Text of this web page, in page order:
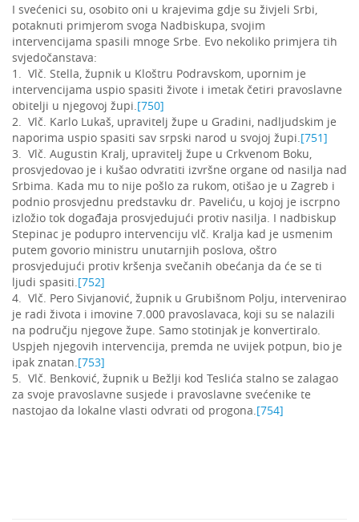
I svećenici su, osobito oni u krajevima gdje su živjeli Srbi,
potaknuti primjerom svoga Nadbiskupa, svojim
intervencijama spasili mnoge Srbe. Evo nekoliko primjera tih
svjedočanstava:
1. Vlč. Stella, župnik u Kloštru Podravskom, upornim je
intervencijama uspio spasiti živote i imetak četiri pravoslavne
obitelji u njegovoj župi. [750]
2. Vlč. Karlo Lukaš, upravitelj župe u Gradini, nadljudskim je
naporima uspio spasiti sav srpski narod u svojoj župi. [751]
3. Vlč. Augustin Kralj, upravitelj župe u Crkvenom Boku,
prosvjedovao je i kušao odvratiti izvršne organe od nasilja nad
Srbima. Kada mu to nije pošlo za rukom, otišao je u Zagreb i
podnio prosvjednu predstavku dr. Paveliću, u kojoj je iscrpno
izložio tok događaja prosvjedujući protiv nasilja. I nadbiskup
Stepinac je podupro intervenciju vlč. Kralja kad je usmenim
putem govorio ministru unutarnjih poslova, oštro
prosvjedujući protiv kršenja svečanih obećanja da će se ti
ljudi spasiti. [752]
4. Vlč. Pero Sivjanović, župnik u Grubišnom Polju, intervenirao
je radi života i imovine 7.000 pravoslavaca, koji su se nalazili
na području njegove župe. Samo stotinjak je konvertiralo.
Uspjeh njegovih intervencija, premda ne uvijek potpun, bio je
ipak znatan. [753]
5. Vlč. Benković, župnik u Bežlji kod Teslića stalno se zalagao
za svoje pravoslavne susjede i pravoslavne svećenike te
nastojao da lokalne vlasti odvrati od progona. [754]